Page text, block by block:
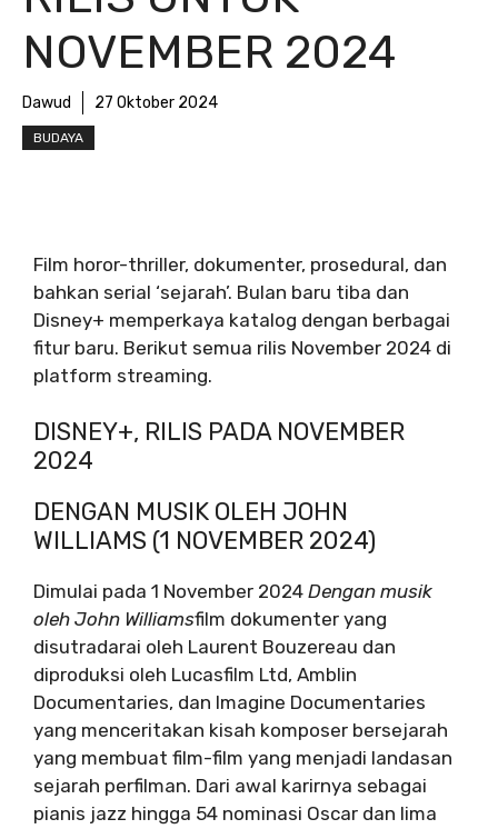
NOVEMBER 2024
Dawud 27 Oktober 2024
BUDAYA
Film horor-thriller, dokumenter, prosedural, dan
bahkan serial ‘sejarah’. Bulan baru tiba dan
Disney+ memperkaya katalog dengan berbagai
fitur baru. Berikut semua rilis November 2024 di
platform streaming.
DISNEY+, RILIS PADA NOVEMBER
2024
DENGAN MUSIK OLEH JOHN
WILLIAMS (1 NOVEMBER 2024)
Dimulai pada 1 November 2024 Dengan musik
oleh John Williamsfilm dokumenter yang
disutradarai oleh Laurent Bouzereau dan
diproduksi oleh Lucasfilm Ltd, Amblin
Documentaries, dan Imagine Documentaries
yang menceritakan kisah komposer bersejarah
yang membuat film-film yang menjadi landasan
sejarah perfilman. Dari awal karirnya sebagai
pianis jazz hingga 54 nominasi Oscar dan lima